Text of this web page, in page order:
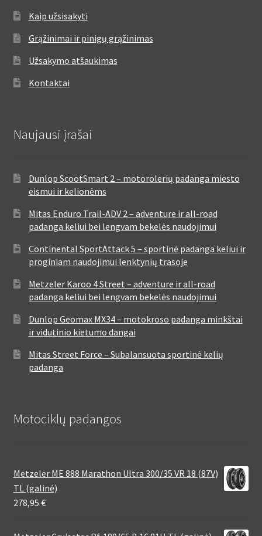
Kaip užsisakyti
Grąžinimai ir pinigų grąžinimas
Užsakymo atšaukimas
Kontaktai
Naujausi įrašai
Dunlop ScootSmart 2 – motorolerių padanga miesto
eismui ir kelionėms
Mitas Enduro Trail-ADV 2 – adventure ir all-road
padanga keliui bei lengvam bekelės naudojimui
Continental SportAttack 5 – sportinė padanga keliui ir
proginiam naudojimui lenktynių trasoje
Metzeler Karoo 4 Street – adventure ir all-road
padanga keliui bei lengvam bekelės naudojimui
Dunlop Geomax MX34 – motokroso padanga minkštai
ir vidutinio kietumo dangai
Mitas Street Force – Subalansuota sportinė kelių
padanga
Motociklų padangos
Metzeler ME 888 Marathon Ultra 300/35 VR 18 (87V)
TL (galinė)
278,95 €